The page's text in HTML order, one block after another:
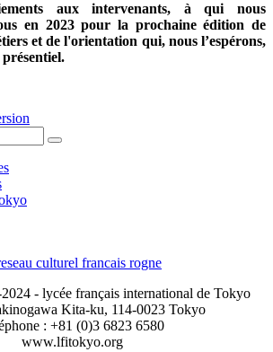
aux intervenants, à qui nous
en 2023 pour la prochaine édition de
et de l'orientation qui, nous l’espérons,
- lycée français international de Tokyo
Kita-ku, 114-0023 Tokyo
: +81 (0)3 6823 6580
www.lfitokyo.org